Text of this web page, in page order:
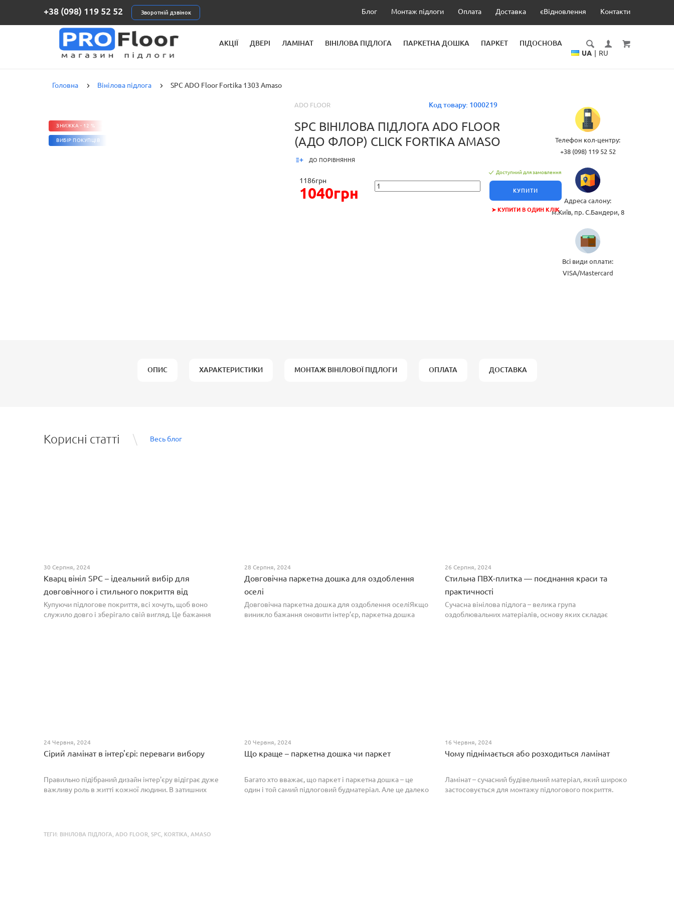
+38 (098) 119 52 52 Зворотній дзвінок Блог Монтаж підлоги Оплата Доставка єВідновлення Контакти
АКЦІЇ ДВЕРІ ЛАМІНАТ ВІНІЛОВА ПІДЛОГА ПАРКЕТНА ДОШКА ПАРКЕТ
ПІДОСНОВА
UA RU
Головна Вінілова підлога SPC ADO Floor Fortika 1303 Amaso
ЗНИЖКА - 12 %
ВИБІР ПОКУПЦІВ
Код товару: 1000219
ADO FLOOR
SPC ВІНІЛОВА ПІДЛОГА ADO FLOOR
(АДО ФЛОР) CLICK FORTIKA AMASO
ДО ПОРІВНЯННЯ
1186грн
1040грн
Доступний для замовлення
КУПИТИ
➤ КУПИТИ В ОДИН КЛІК
Телефон кол-центру:
+38 (098) 119 52 52
Адреса салону:
м.Київ, пр. С.Бандери, 8
Всі види оплати:
VISA/Mastercard
ОПИС ХАРАКТЕРИСТИКИ МОНТАЖ ВІНІЛОВОЇ ПІДЛОГИ ОПЛАТА ДОСТАВКА
Корисні статті Весь блог
30 Серпня, 2024
Кварц вініл SPC – ідеальний вибір для
довговічного і стильного покриття від
PROFLOOR
Купуючи підлогове покриття, всі хочуть, щоб воно
служило довго і зберігало свій вигляд. Це бажання
28 Серпня, 2024
Довговічна паркетна дошка для оздоблення
оселі
Довговічна паркетна дошка для оздоблення оселіЯкщо
виникло бажання оновити інтер’єр, паркетна дошка
26 Серпня, 2024
Стильна ПВХ-плитка — поєднання краси та
практичності
Сучасна вінілова підлога – велика група
оздоблювальних матеріалів, основу яких складає
24 Червня, 2024
Сірий ламінат в інтер'єрі: переваги вибору
Правильно підібраний дизайн інтер'єру відіграє дуже
важливу роль в житті кожної людини. В затишних
20 Червня, 2024
Що краще – паркетна дошка чи паркет
Багато хто вважає, що паркет і паркетна дошка – це
один і той самий підлоговий будматеріал. Але це далеко
16 Червня, 2024
Чому піднімається або розходиться ламінат
Ламінат – сучасний будівельний матеріал, який широко
застосовується для монтажу підлогового покриття.
ТЕГИ: ВІНІЛОВА ПІДЛОГА ADO FLOOR SPC KORTIKA AMASO